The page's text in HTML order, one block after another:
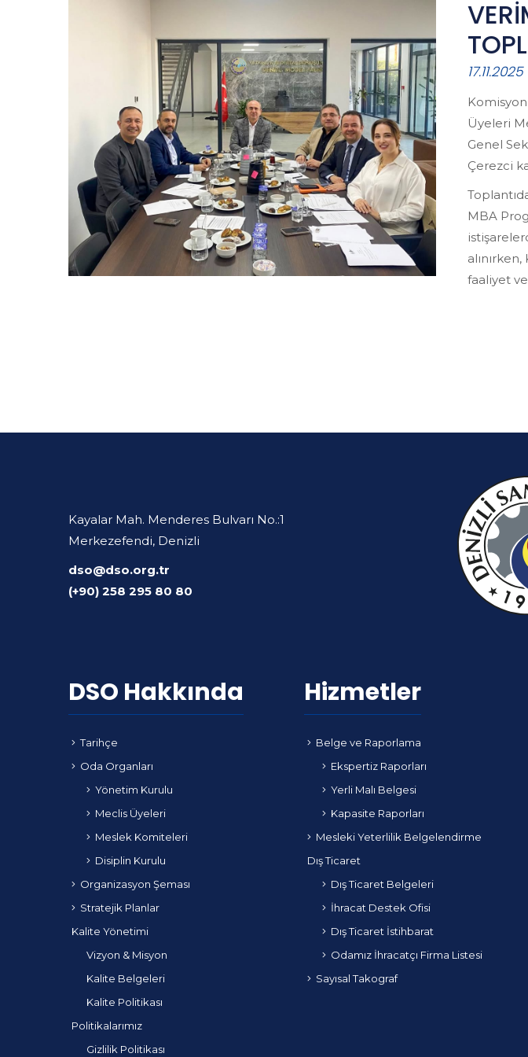
17.11.2025
Üyeleri
Genel
Çerezci
MBA
faaliyet
Kayalar Mah. Menderes Bulvarı No.:1
Merkezefendi, Denizli
dso@dso.org.tr
(+90) 258 295 80 80
DSO Hakkında
Tarihçe
Oda Organları
Yönetim Kurulu
Meclis Üyeleri
Meslek Komiteleri
Disiplin Kurulu
Organizasyon Şeması
Stratejik Planlar
Kalite Yönetimi
Vizyon & Misyon
Kalite Belgeleri
Kalite Politikası
Politikalarımız
Gizlilik Politikası
Hizmetler
Belge ve Raporlama
Ekspertiz Raporları
Yerli Malı Belgesi
Kapasite Raporları
Mesleki Yeterlilik Belgelendirme
Dış Ticaret
Dış Ticaret Belgeleri
İhracat Destek Ofisi
Dış Ticaret İstihbarat
Odamız İhracatçı Firma Listesi
Sayısal Takograf